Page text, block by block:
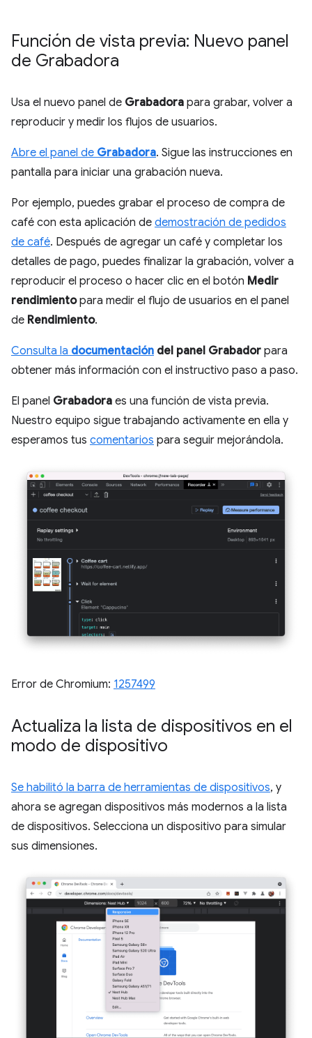
Función de vista previa: Nuevo panel
de Grabadora
Usa el nuevo panel de Grabadora para grabar, volver a
reproducir y medir los flujos de usuarios.
Abre el panel de Grabadora. Sigue las instrucciones en
pantalla para iniciar una grabación nueva.
Por ejemplo, puedes grabar el proceso de compra de
café con esta aplicación de demostración de pedidos
de café. Después de agregar un café y completar los
detalles de pago, puedes finalizar la grabación, volver a
reproducir el proceso o hacer clic en el botón Medir
rendimientopara medir el flujo de usuarios en el panel
de Rendimiento.
Consulta la documentación del panel Grabador para
obtener más información con el instructivo paso a paso.
El panel Grabadora es una función de vista previa.
Nuestro equipo sigue trabajando activamente en ella y
esperamos tus comentarios para seguir mejorándola.
Error de Chromium: 1257499
Actualiza la lista de dispositivos en el
modo de dispositivo
Se habilitó la barra de herramientas de dispositivos, y
ahora se agregan dispositivos más modernos a la lista
de dispositivos. Selecciona un dispositivo para simular
sus dimensiones.